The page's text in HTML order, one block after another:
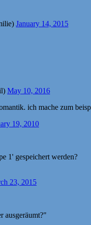
January 14, 2015
May 10, 2016
ich mache zum
19, 2010
1' gespeichert werden?
23, 2015
ausgeräumt?"